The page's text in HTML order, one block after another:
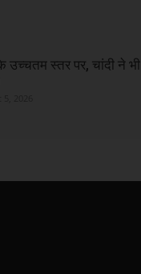
उच्चतम स्तर पर, चांदी ने भी